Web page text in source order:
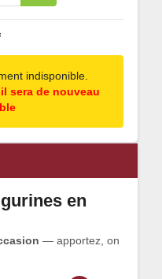
indisponible.
sera de nouveau
en
— apportez, on